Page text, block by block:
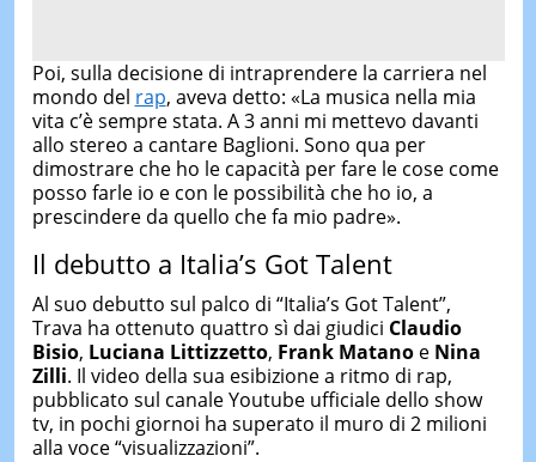
Poi, sulla decisione di intraprendere la carriera nel
mondo del rap, aveva detto: «La musica nella mia
vita c’è sempre stata. A 3 anni mi mettevo davanti
allo stereo a cantare Baglioni. Sono qua per
dimostrare che ho le capacità per fare le cose come
posso farle io e con le possibilità che ho io, a
prescindere da quello che fa mio padre».
Il debutto a Italia’s Got Talent
Al suo debutto sul palco di “Italia’s Got Talent”,
Trava ha ottenuto quattro sì dai giudici Claudio
Bisio, Luciana Littizzetto, Frank Matanoe Nina
Zilli. Il video della sua esibizione a ritmo di rap,
pubblicato sul canale Youtube ufficiale dello show
tv, in pochi giornoi ha superato il muro di 2 milioni
alla voce “visualizzazioni”.